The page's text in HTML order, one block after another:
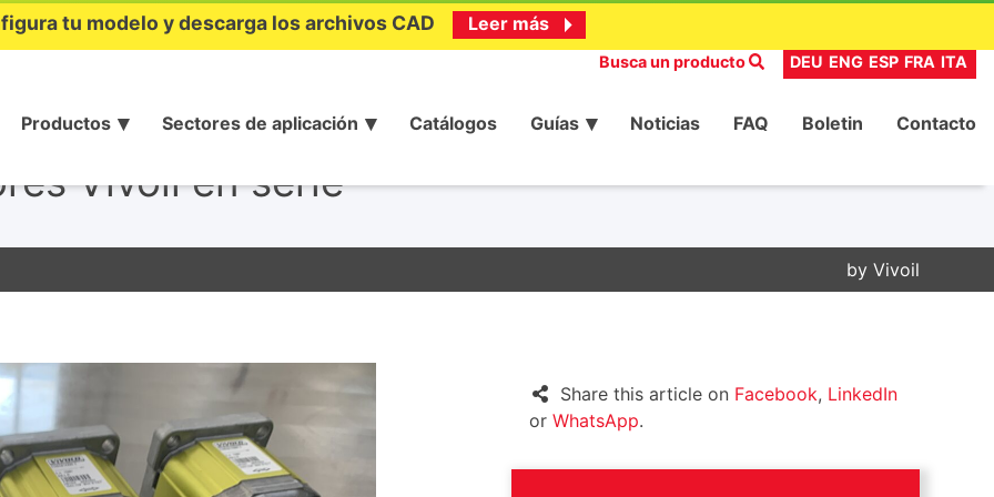
tu modelo y descarga los archivos CAD Leer más
Busca un producto DEU ENG ESP FRA ITA
Productos Sectores de aplicación Catálogos Guías Noticias FAQ Boletin Contacto
Vivoil en serie
by Vivoil
Share this article on Facebook, LinkedIn
or WhatsApp.